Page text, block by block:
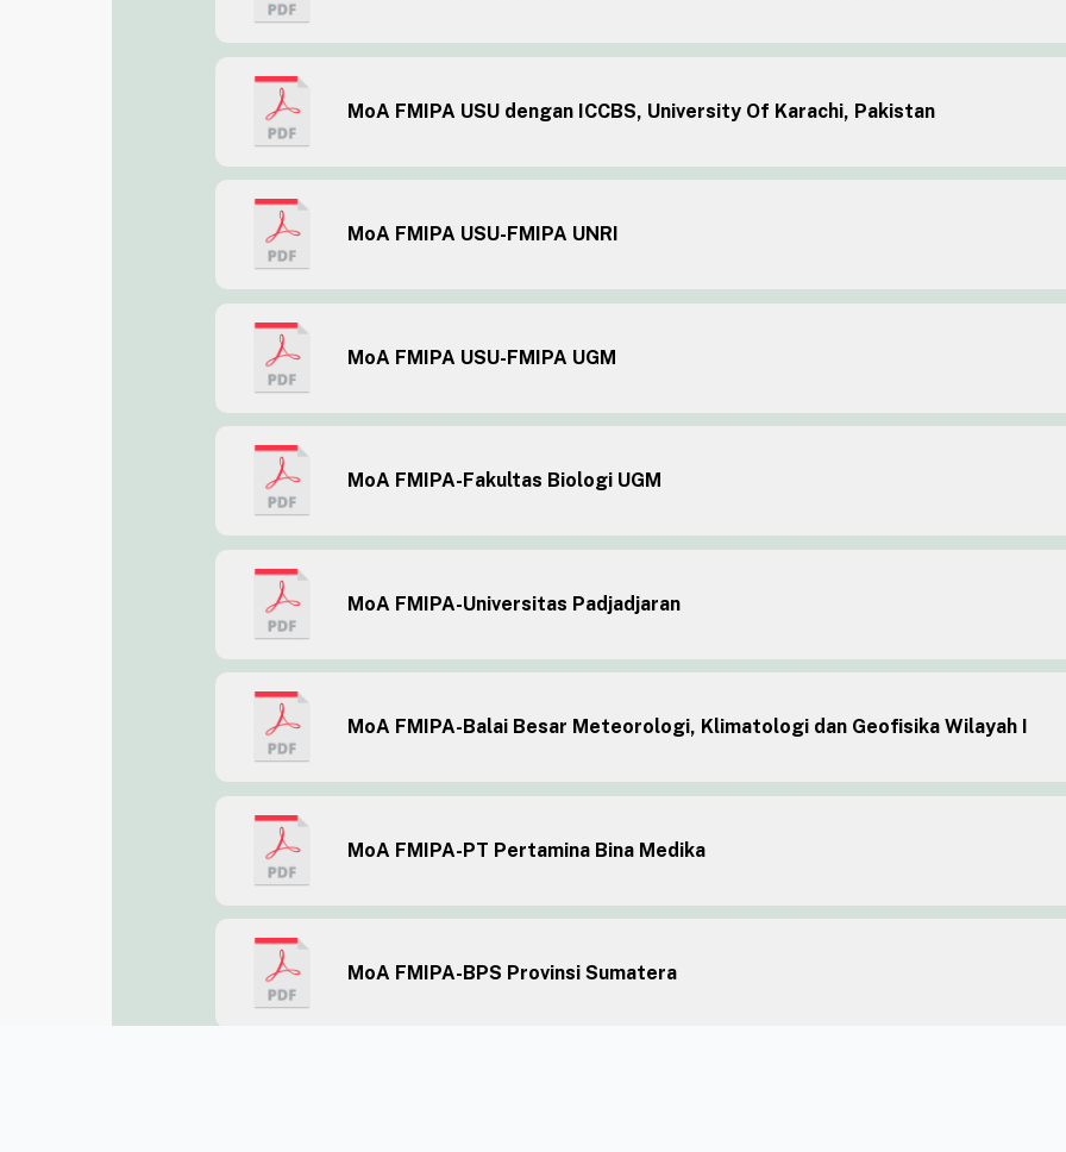
MoA FMIPA USU dengan ICCBS, University Of Karachi, Pakistan
MoA FMIPA USU-FMIPA UNRI
MoA FMIPA USU-FMIPA UGM
MoA FMIPA-Fakultas Biologi UGM
MoA FMIPA-Universitas Padjadjaran
MoA FMIPA-Balai Besar Meteorologi, Klimatologi dan Geofisika Wilayah I
MoA FMIPA-PT Pertamina Bina Medika
MoA FMIPA-BPS Provinsi Sumatera